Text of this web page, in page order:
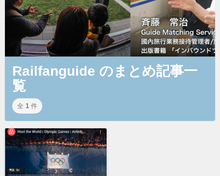
Railfanguide のまとめ記事一
覧
全 1 件